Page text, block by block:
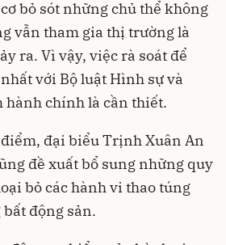
bỏ sót những chủ thể không
vẫn tham gia thị trường là
ra. Vì vậy, việc rà soát để
với Bộ luật Hình sự và
hành chính là cần thiết.
đại biểu Trịnh Xuân An
đề xuất bổ sung những quy
bỏ các hành vi thao túng
động sản.